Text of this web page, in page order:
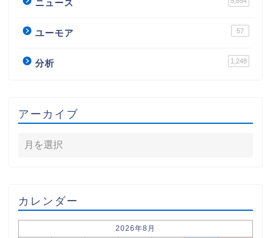
ニュース
ユーモア 57
分析 1,248
アーカイブ
カレンダー
2026年8月